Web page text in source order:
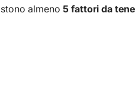
almeno 5 fattori da